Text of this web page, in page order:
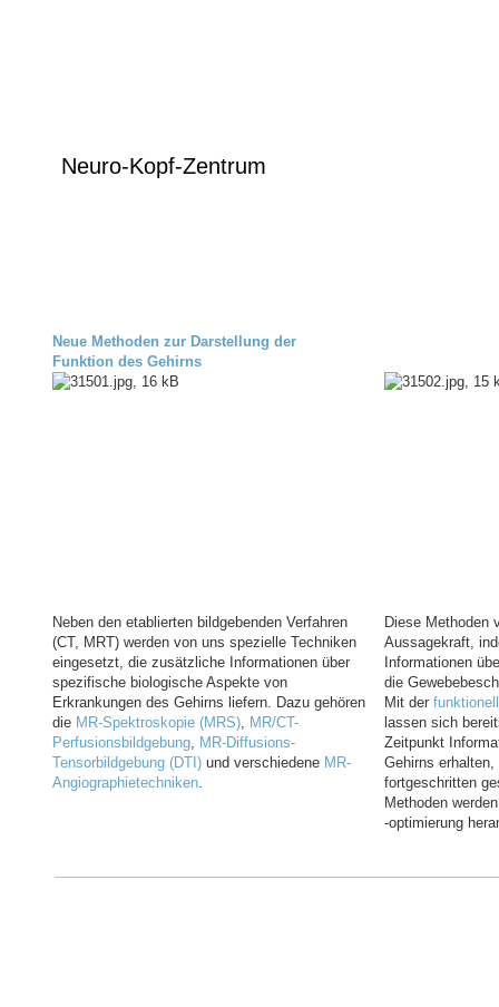
Neuro-Kopf-Zentrum
Neue Methoden zur Darstellung der
Funktion des Gehirns
Neben den etablierten bildgebenden Verfahren
(CT, MRT) werden von uns spezielle Techniken
eingesetzt, die zusätzliche Informationen über
spezifische biologische Aspekte von
Erkrankungen des Gehirns liefern. Dazu gehören
die MR-Spektroskopie (MRS), MR/CT-
Perfusionsbildgebung, MR-Diffusions-
Tensorbildgebung (DTI) und verschiedene MR-
Angiographietechniken.
Diese Methoden
Aussagekraft,
Informationen
die
Mit der
lassen sich
Zeitpunkt
Gehirns
fortgeschritten
Methoden
-optimierung